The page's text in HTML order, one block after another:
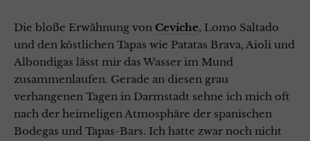
Die bloße Erwähnung von Ceviche, Lomo Saltado
und den köstlichen Tapas wie Patatas Brava, Aioli und
Albondigas lässt mir das Wasser im Mund
zusammenlaufen. Gerade an diesen grau
verhangenen Tagen in Darmstadt sehne ich mich oft
nach der heimeligen Atmosphäre der spanischen
Bodegas und Tapas-Bars. Ich hatte zwar noch nicht